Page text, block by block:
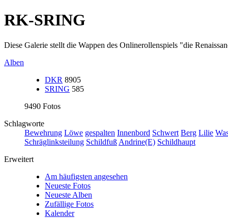
RK-SRING
Diese Galerie stellt die Wappen des Onlinerollenspiels "die
Alben
DKR 8905
SRING 585
9490 Fotos
Schlagworte
Bewehrung Löwe gespalten Innenbord Schwert Berg Lilie
Schräglinksteilung Schildfuß Andrine(E) Schildhaupt
Erweitert
Am häufigsten angesehen
Neueste Fotos
Neueste Alben
Zufällige Fotos
Kalender